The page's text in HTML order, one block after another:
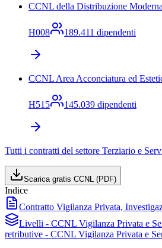
CCNL della Distribuzione
H008 189.411 dipendenti
CCNL Area Acconciatura ed
H515 145.039 dipendenti
Tutti i contratti del settore Terziario e
Scarica gratis CCNL (PDF)
Indice
Contratto Vigilanza Privata,
Livelli - CCNL Vigilanza Privata e
retributive - CCNL Vigilanza Privata e